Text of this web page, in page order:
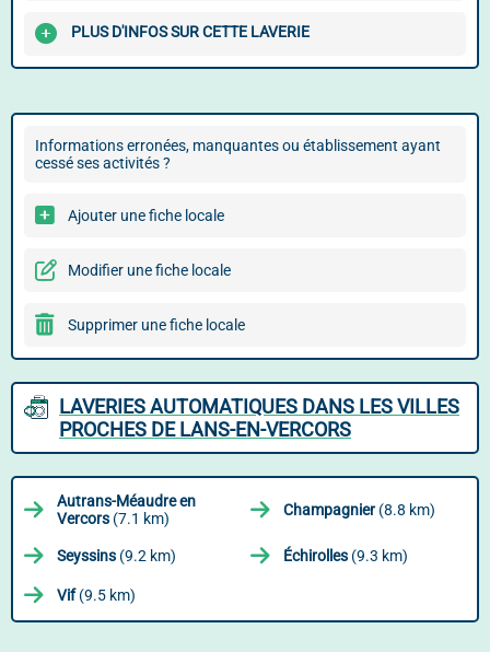
PLUS D'INFOS SUR CETTE LAVERIE
Informations erronées, manquantes ou établissement ayant
cessé ses activités ?
Ajouter une fiche locale
Modifier une fiche locale
Supprimer une fiche locale
LAVERIES AUTOMATIQUES DANS LES VILLES
PROCHES DE LANS-EN-VERCORS
Autrans-Méaudre en
Vercors (7.1 km) Champagnier(8.8 km)
Seyssins (9.2 km) Échirolles (9.3 km)
Vif(9.5 km)